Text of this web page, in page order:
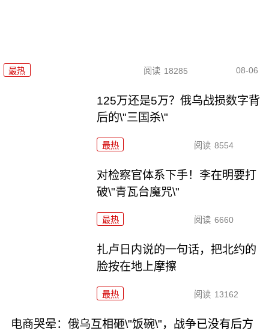
最热 阅读 18285 08-06
125万还是5万？俄乌战损数字背
后的\"三国杀\"
最热 阅读 8554
对检察官体系下手！李在明要打
破\"青瓦台魔咒\"
最热 阅读 6660
扎卢日内说的一句话，把北约的
脸按在地上摩擦
最热 阅读 13162
电商哭晕：俄乌互相砸\"饭碗\"，战争已没有后方